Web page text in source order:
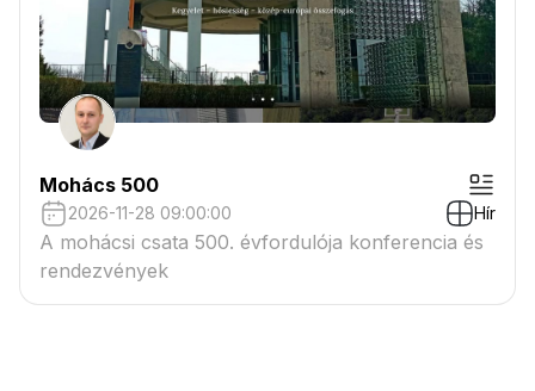
Mohács 500
2026-11-28 09:00:00 Hír
A mohácsi csata 500. évfordulója konferencia és
rendezvények